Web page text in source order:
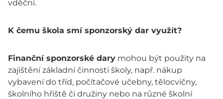
vděční.
K čemu škola smí sponzorský dar využít?
Finanční sponzorské dary mohou být použity na
zajištění základní činnosti školy, např. nákup
vybavení do tříd, počítačové učebny, tělocvičny,
školního hřiště či družiny nebo na různé školní